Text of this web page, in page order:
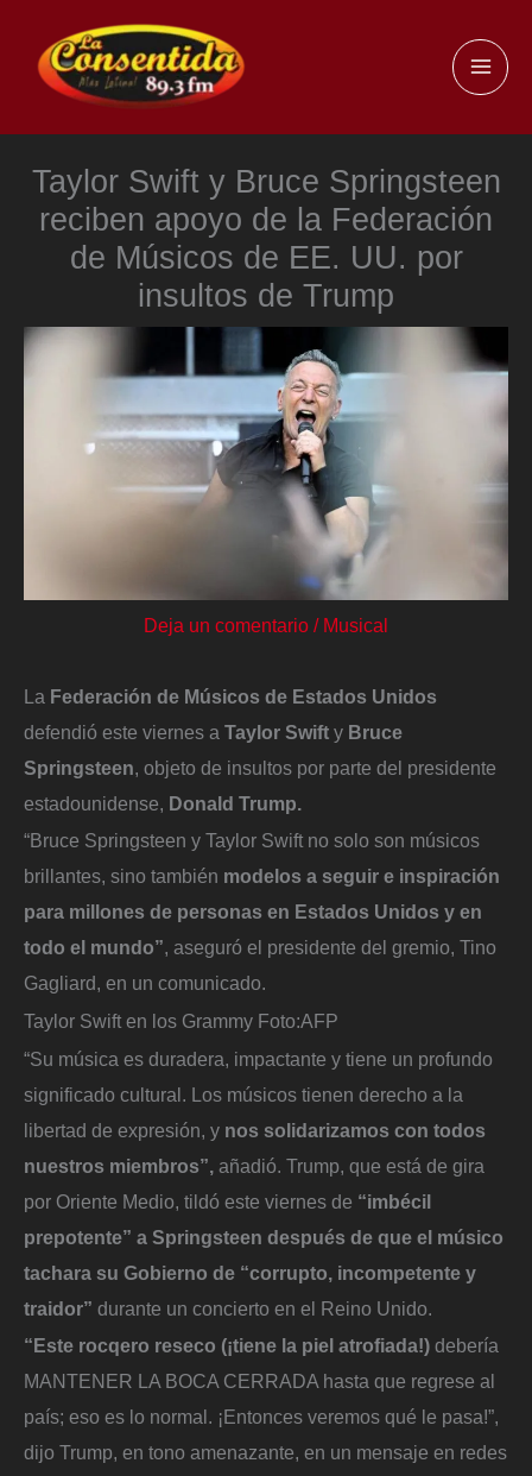
contenido
Taylor Swift y Bruce Springsteen
reciben apoyo de la Federación
de Músicos de EE. UU. por
insultos de Trump
Deja un comentario / Musical
La Federación de Músicos de Estados Unidos
defendió este viernes a Taylor Swift y Bruce
Springsteen, objeto de insultos por parte del presidente
estadounidense, Donald Trump.
“Bruce Springsteen y Taylor Swift no solo son músicos
brillantes, sino también modelos a seguir e inspiración
para millones de personas en Estados Unidos y en
todo el mundo”, aseguró el presidente del gremio, Tino
Gagliard, en un comunicado.
Taylor Swift en los Grammy Foto:AFP
“Su música es duradera, impactante y tiene un profundo
significado cultural. Los músicos tienen derecho a la
libertad de expresión, y nos solidarizamos con todos
nuestros miembros”, añadió. Trump, que está de gira
por Oriente Medio, tildó este viernes de “imbécil
prepotente” a Springsteen después de que el músico
tachara su Gobierno de “corrupto, incompetente y
traidor” durante un concierto en el Reino Unido.
“Este rocqero reseco (¡tiene la piel atrofiada!) debería
MANTENER LA BOCA CERRADA hasta que regrese al
país; eso es lo normal. ¡Entonces veremos qué le pasa!”,
dijo Trump, en tono amenazante, en un mensaje en redes